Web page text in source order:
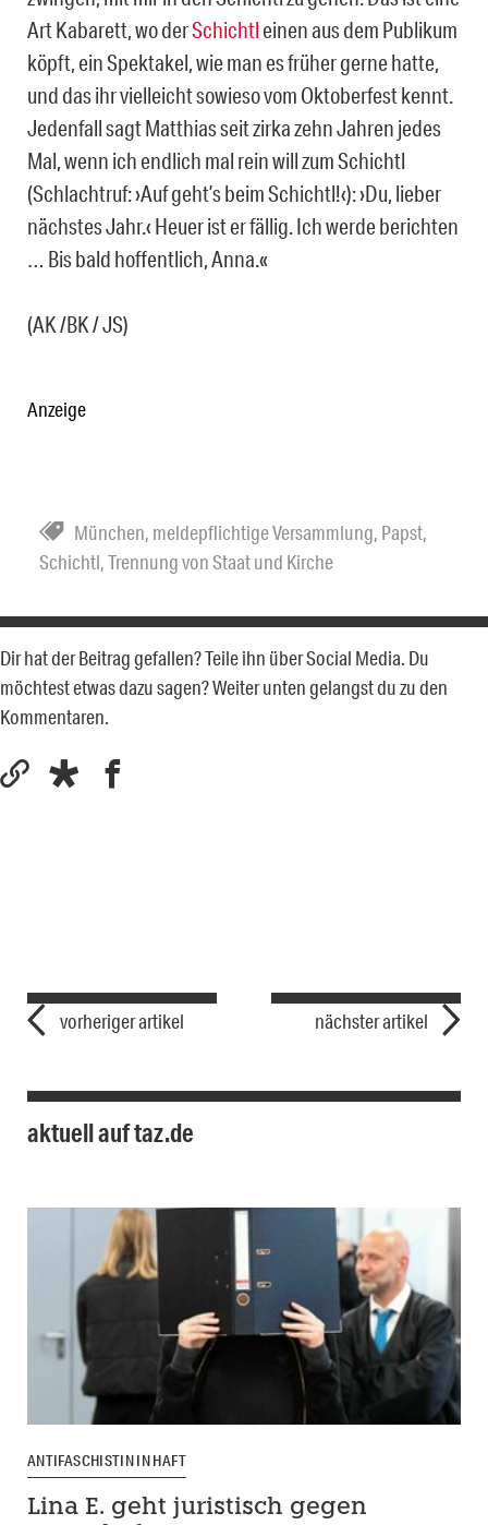
Art Kabarett, wo derSchichtleinen aus dem Publikum
köpft, ein Spektakel, wie man es früher gerne hatte,
und das ihr vielleicht sowieso vom Oktoberfest kennt.
Jedenfall sagt Matthias seit zirka zehn Jahren jedes
Mal, wenn ich endlich mal rein will zum Schichtl
(Schlachtruf: ›Auf geht’s beim Schichtl!‹): ›Du, lieber
nächstes Jahr.‹ Heuer ist er fällig. Ich werde berichten
… Bis bald hoffentlich, Anna.«
(AK /BK / JS)
Anzeige
München, meldepflichtige Versammlung, Papst,
Schichtl,Trennung von Staat und Kirche
Dir hat der Beitrag gefallen? Teile ihn über Social Media. Du
möchtest etwas dazu sagen? Weiter unten gelangst du zu den
Kommentaren.
vorheriger artikel nächster artikel
aktuell auf taz.de
ANTIFASCHISTIN IN HAFT
Lina E. geht juristisch gegen